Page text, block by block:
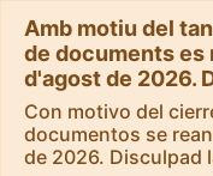
Amb motiu del
de documents es
d'agost de 2026.
Con motivo del
documentos se
de 2026. Disculpad